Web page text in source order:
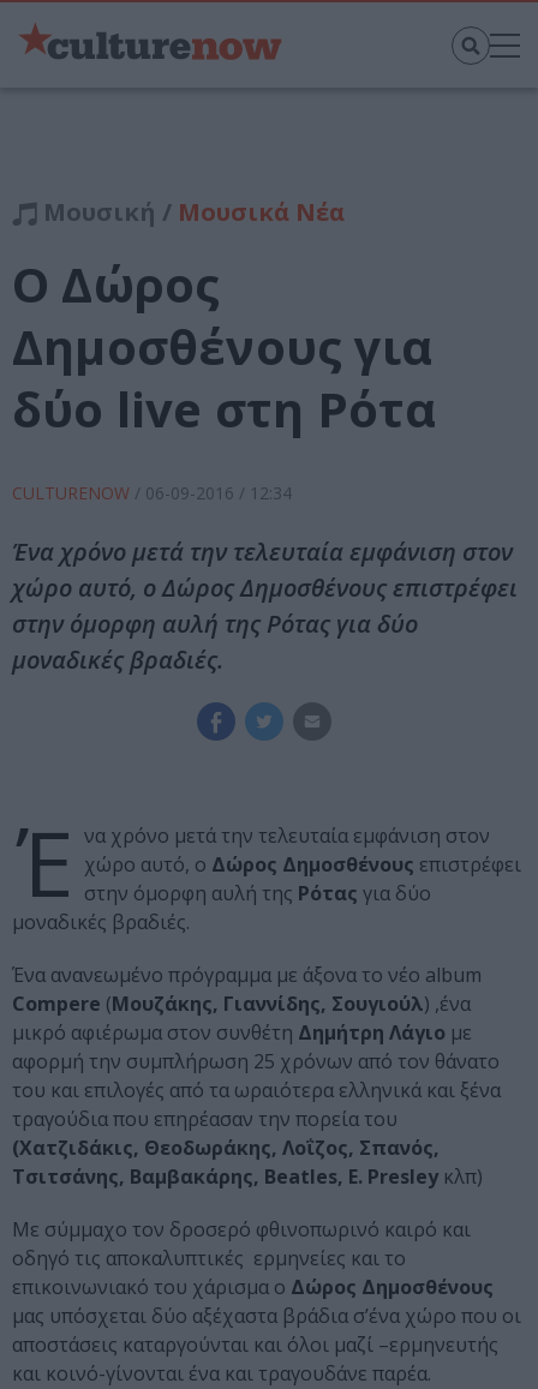
Μουσική / Μουσικά Νέα
Ο Δώρος
Δημοσθένους για
δύο live στη Ρότα
CULTURENOW / 06-09-2016 / 12:34
Ένα χρόνο μετά την τελευταία εμφάνιση στον
χώρο αυτό, ο Δώρος Δημοσθένους επιστρέφει
στην όμορφη αυλή της Ρότας για δύο
μοναδικές βραδιές.
Έ να χρόνο μετά την τελευταία εμφάνιση στον
χώρο αυτό, ο Δώρος Δημοσθένους επιστρέφει
στην όμορφη αυλή της Ρότας για δύο
μοναδικές βραδιές.
Ένα ανανεωμένο πρόγραμμα με άξονα το νέο album
Compere (Μουζάκης, Γιαννίδης, Σουγιούλ) ,ένα
μικρό αφιέρωμα στον συνθέτη Δημήτρη Λάγιο με
αφορμή την συμπλήρωση 25 χρόνων από τον θάνατο
του και επιλογές από τα ωραιότερα ελληνικά και ξένα
τραγούδια που επηρέασαν την πορεία του
(Χατζιδάκις, Θεοδωράκης, Λοΐζος, Σπανός,
Τσιτσάνης, Βαμβακάρης, Beatles, E. Presley κλπ)
Με σύμμαχο τον δροσερό φθινοπωρινό καιρό και
οδηγό τις αποκαλυπτικές ερμηνείες και το
επικοινωνιακό του χάρισμα ο Δώρος Δημοσθένους
μας υπόσχεται δύο αξέχαστα βράδια σ’ένα χώρο που οι
αποστάσεις καταργούνται και όλοι μαζί –ερμηνευτής
και κοινό-γίνονται ένα και τραγουδάνε παρέα.